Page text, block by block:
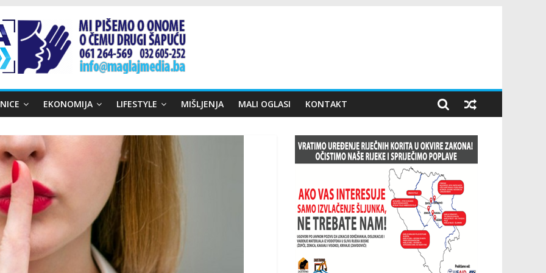
EKONOMIJA LIFESTYLE MIŠLJENJA MALI OGLASI KONTAKT